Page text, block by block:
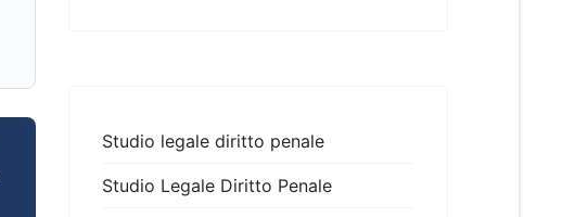
Studio legale diritto penale
Studio Legale Diritto Penale